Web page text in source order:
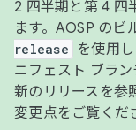
2 四半期と第 4 四
ます。AOSP のビ
release
を使用し
ニフェスト ブラ
新のリリースを参
変更点をご覧くだ